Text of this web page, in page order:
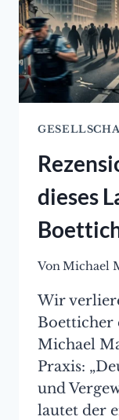
dieses
VonMichael
Wir
Boetticher
Michael
Praxis:
und
lautet der